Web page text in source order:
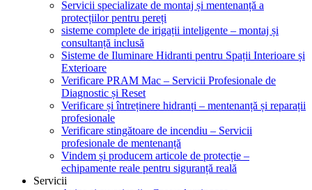
Servicii specializate de montaj și mentenanță a
protecțiilor pentru pereți
sisteme complete de irigații inteligente – montaj și
consultanță inclusă
Sisteme de Iluminare Hidranti pentru Spații Interioare și
Exterioare
Verificare PRAM Mac – Servicii Profesionale de
Diagnostic și Reset
Verificare și întreținere hidranți – mentenanță și reparații
profesionale
Verificare stingătoare de incendiu – Servicii
profesionale de mentenanță
Vindem și producem articole de protecție –
echipamente reale pentru siguranță reală
Servicii